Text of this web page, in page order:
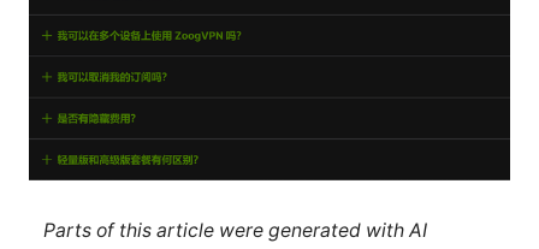
Parts of this article were generated with AI